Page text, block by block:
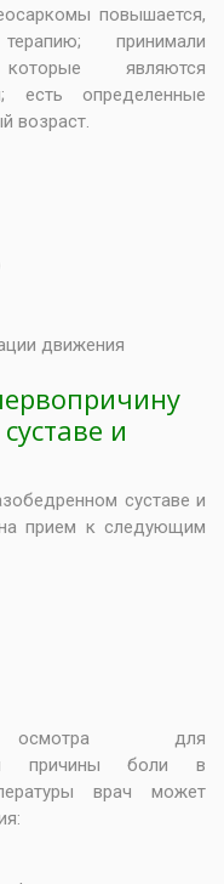
повышается,
принимали
являются
есть определенные
возраст.
движения
и
суставе и
на прием к следующим
для
причины боли в
врач может